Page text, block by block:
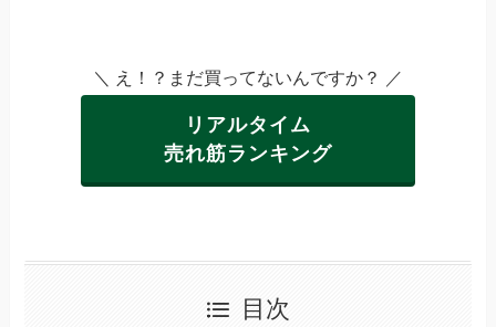
＼ え！？まだ買ってないんですか？ ／
リアルタイム
売れ筋ランキング
目次